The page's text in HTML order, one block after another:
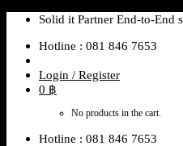
Skip
content
Solid it Partner End-to-End
Hotline : 081 846 7653
Login / Register
0 ฿
No products in the cart.
Hotline : 081 846 7653